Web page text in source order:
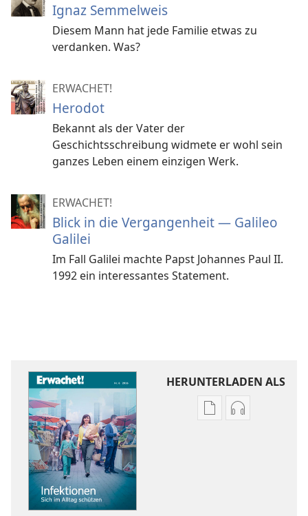
Ignaz Semmelweis
Diesem Mann hat jede Familie etwas zu
verdanken. Was?
ERWACHET!
Herodot
Bekannt als der Vater der
Geschichtsschreibung widmete er wohl sein
ganzes Leben einem einzigen Werk.
ERWACHET!
Blick in die Vergangenheit — Galileo
Galilei
Im Fall Galilei machte Papst Johannes Paul II.
1992 ein interessantes Statement.
HERUNTERLADEN ALS